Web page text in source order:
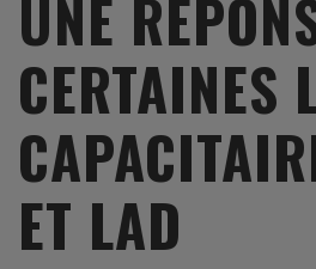
UNE
CERTAINES
ET LAD